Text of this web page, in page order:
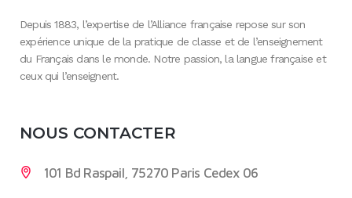
Depuis 1883, l’expertise de l’Alliance française repose sur son
expérience unique de la pratique de classe et de l’enseignement
du Français dans le monde. Notre passion, la langue française et
ceux qui l’enseignent.
NOUS CONTACTER
101 Bd Raspail, 75270 Paris Cedex 06